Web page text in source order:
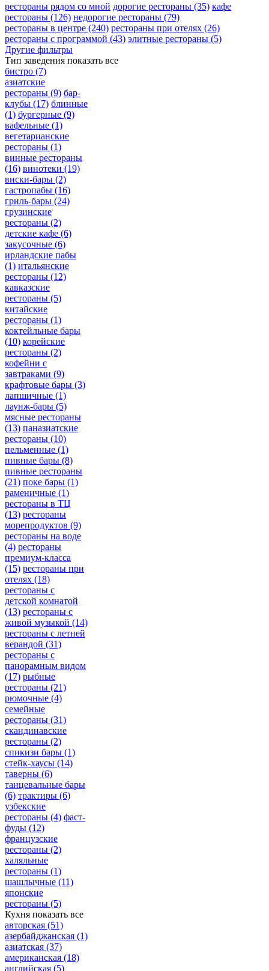
рестораны рядом со мной дорогие рестораны (35) кафе
рестораны (126) недорогие рестораны (79)
рестораны в центре (240) рестораны при отелях (26)
рестораны с программой (43) элитные рестораны (5)
Другие фильтры
Тип заведения показать все
бистро (7)
азиатские
рестораны (9) бар-
клубы (17) блинные
(1) бургерные (9)
вафельные (1)
вегетарианские
рестораны (1)
винные рестораны
(16) винотеки (19)
виски-бары (2)
гастропабы (16)
гриль-бары (24)
грузинские
рестораны (2)
детские кафе (6)
закусочные (6)
ирландские пабы
(1) итальянские
рестораны (12)
кавказские
рестораны (5)
китайские
рестораны (1)
коктейльные бары
(10) корейские
рестораны (2)
кофейни с
завтраками (9)
крафтовые бары (3)
лапшичные (1)
лаунж-бары (5)
мясные рестораны
(13) паназиатские
рестораны (10)
пельменные (1)
пивные бары (8)
пивные рестораны
(21) поке бары (1)
раменичные (1)
рестораны в ТЦ
(13) рестораны
морепродуктов (9)
рестораны на воде
(4) рестораны
премиум-класса
(15) рестораны при
отелях (18)
рестораны с
детской комнатой
(13) рестораны с
живой музыкой (14)
рестораны с летней
верандой (31)
рестораны с
панорамным видом
(17) рыбные
рестораны (21)
рюмочные (4)
семейные
рестораны (31)
скандинавские
рестораны (2)
спикизи бары (1)
стейк-хаусы (14)
таверны (6)
танцевальные бары
(6) трактиры (6)
узбекские
рестораны (4) фаст-
фуды (12)
французские
рестораны (2)
халяльные
рестораны (1)
шашлычные (11)
японские
рестораны (5)
Кухня показать все
авторская (51)
азербайджанская (1)
азиатская (37)
американская (18)
английская (5)